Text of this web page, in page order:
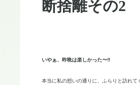
断捨離その2
いやぁ、昨晩は楽しかった〜‼️
本当に私の想いの通りに、ふらりと訪れて